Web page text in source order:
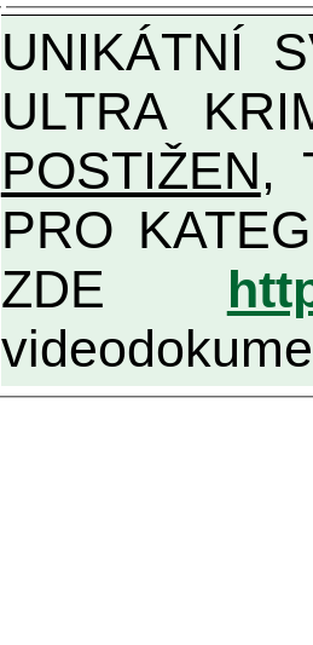
UNIKÁTNÍ SVĚDECTVÍ ZE SOUČASNOSTI: PŘEDSEDA VLASTIZRÁDNÉ VLÁDY KGB MIMOŘÁDNĚ DETAILNĚ O
ULTRA
POSTIŽEN,
PRO KATEGORII TĚCH VŮBEC
ZDE